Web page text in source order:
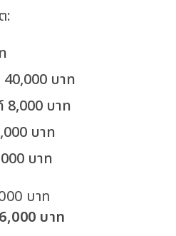
:
บาท
8,000 บาท
บาท
บาท
บาท
บาท